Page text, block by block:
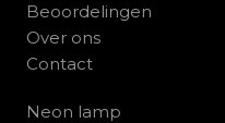
Beoordelingen
Over ons
Contact
Neon lamp